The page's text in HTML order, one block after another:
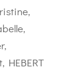
HEBERT